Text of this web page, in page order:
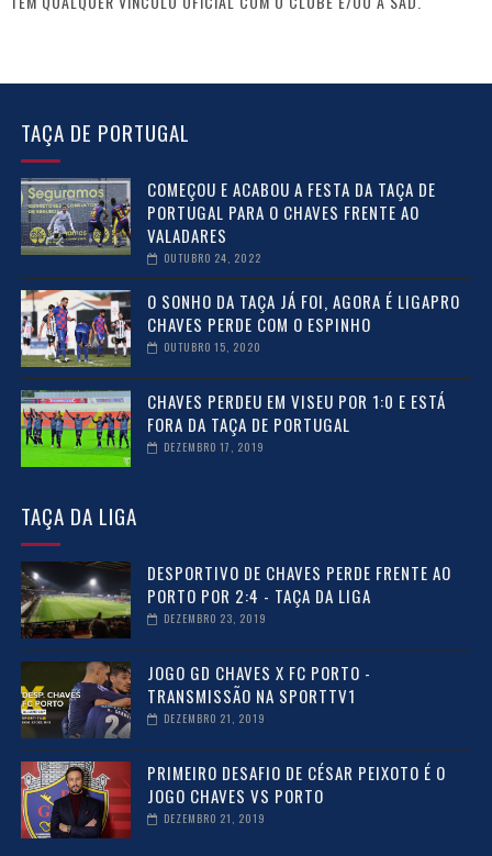
TAÇA DE PORTUGAL
COMEÇOU E ACABOU A FESTA DA TAÇA DE
PORTUGAL PARA O CHAVES FRENTE AO
VALADARES
OUTUBRO 24, 2022
O SONHO DA TAÇA JÁ FOI, AGORA É LIGAPRO
CHAVES PERDE COM O ESPINHO
OUTUBRO 15, 2020
CHAVES PERDEU EM VISEU POR 1:0 E ESTÁ
FORA DA TAÇA DE PORTUGAL
DEZEMBRO 17, 2019
TAÇA DA LIGA
DESPORTIVO DE CHAVES PERDE FRENTE AO
PORTO POR 2:4 - TAÇA DA LIGA
DEZEMBRO 23, 2019
JOGO GD CHAVES X FC PORTO -
TRANSMISSÃO NA SPORTTV1
DEZEMBRO 21, 2019
PRIMEIRO DESAFIO DE CÉSAR PEIXOTO É O
JOGO CHAVES VS PORTO
DEZEMBRO 21, 2019